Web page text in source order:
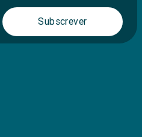
Subscrever